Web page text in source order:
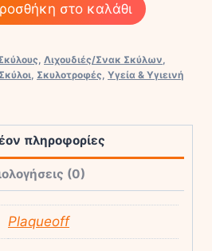
στο καλάθι
Λιχουδιές/Σνακ Σκύλων
Σκύλοι Σκυλοτροφές Υγεία & Υγιεινή
πληροφορίες
(0)
Plaqueoff